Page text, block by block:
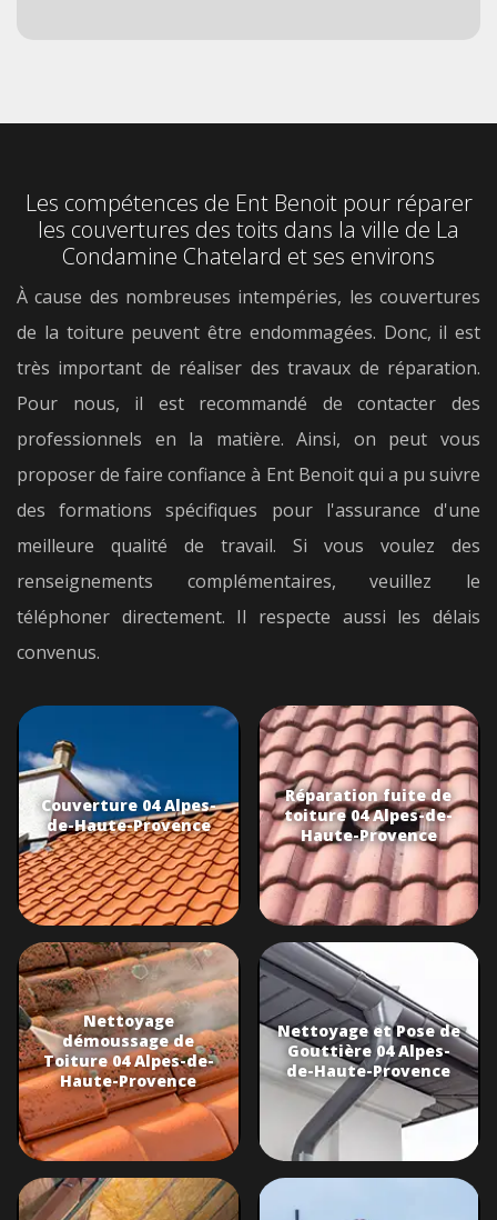
Les compétences de Ent Benoit pour réparer
les couvertures des toits dans la ville de La
Condamine Chatelard et ses environs
À cause des nombreuses intempéries, les couvertures
de la toiture peuvent être endommagées. Donc, il est
très important de réaliser des travaux de réparation.
Pour nous, il est recommandé de contacter des
professionnels en la matière. Ainsi, on peut vous
proposer de faire confiance à Ent Benoit qui a pu suivre
des formations spécifiques pour l'assurance d'une
meilleure qualité de travail. Si vous voulez des
renseignements complémentaires, veuillez le
téléphoner directement. Il respecte aussi les délais
convenus.
Couverture 04 Alpes-
de-Haute-Provence
Réparation fuite de
toiture 04 Alpes-de-
Haute-Provence
Nettoyage
démoussage de
Toiture 04 Alpes-de-
Haute-Provence
Nettoyage et Pose de
Gouttière 04 Alpes-
de-Haute-Provence